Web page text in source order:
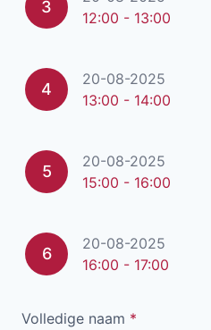
3
12:00 - 13:00
4
20-08-2025
13:00 - 14:00
5
20-08-2025
15:00 - 16:00
6
20-08-2025
16:00 - 17:00
Volledige naam *